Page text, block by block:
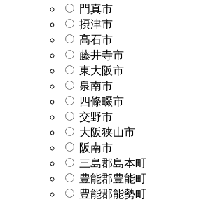
門真市
摂津市
高石市
藤井寺市
東大阪市
泉南市
四條畷市
交野市
大阪狭山市
阪南市
三島郡島本町
豊能郡豊能町
豊能郡能勢町